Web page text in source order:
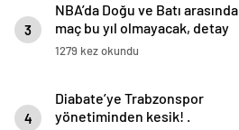
3
NBA’da Doğu ve Batı arasında
maç bu yıl olmayacak, detay
haberimizde.
1279 kez okundu
4
Diabate’ye Trabzonspor
yönetiminden kesik! .